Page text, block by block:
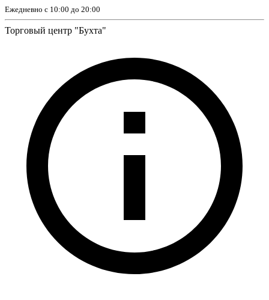
Ежедневно с 10:00 до 20:00
Торговый центр "Бухта"